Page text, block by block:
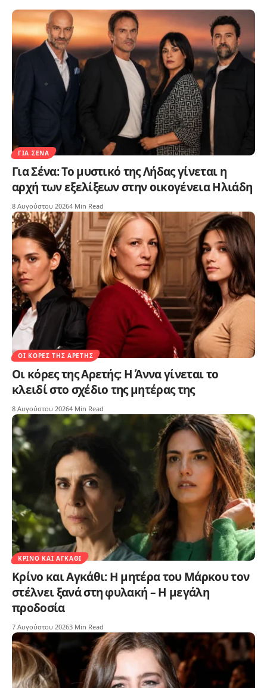
ΓΙΑ ΣΈΝΑ
Για Σένα: Το μυστικό της Λήδας γίνεται η
αρχή των εξελίξεων στην οικογένεια Ηλιάδη
8 Αυγούστου 20264 Min Read
ΟΙ ΚΌΡΕΣ ΤΗΣ ΑΡΕΤΉΣ
Οι κόρες της Αρετής: Η Άννα γίνεται το
κλειδί στο σχέδιο της μητέρας της
8 Αυγούστου 20264 Min Read
ΚΡΊΝΟ ΚΑΙ ΑΓΚΆΘΙ
Κρίνο και Αγκάθι: Η μητέρα του Μάρκου τον
στέλνει ξανά στη φυλακή – Η μεγάλη
προδοσία
7 Αυγούστου 20263 Min Read